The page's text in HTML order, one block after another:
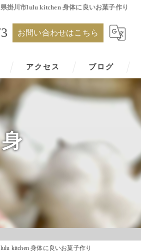
掛川市lulu kitchen 身体に良いお菓子作り
お問い合わせはこちら
アクセス ブログ
kitchen 身体に良いお菓子作り